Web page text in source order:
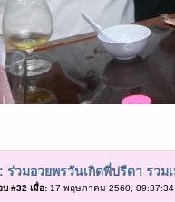
ร่วมอวยพรวันเกิดพี่ปรีดา รวม
บ #32 เมื่อ:17 พฤษภาคม 2560, 09:37:34